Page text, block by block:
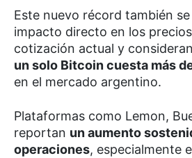
Este nuevo récord también
impacto directo en los
cotización actual y
un solo Bitcoin cuesta más
en el mercado argentino.
Plataformas como Lemon,
reportan un aumento
operaciones, especialmente